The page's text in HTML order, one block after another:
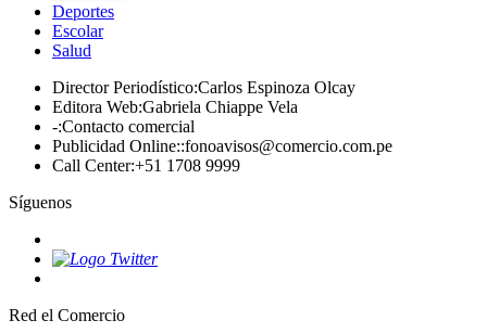
Deportes
Escolar
Salud
Director Periodístico:Carlos Espinoza Olcay
Editora Web:Gabriela Chiappe Vela
-:Contacto comercial
Publicidad Online::fonoavisos@comercio.com.pe
Call Center:+51 1708 9999
Síguenos
Red el Comercio